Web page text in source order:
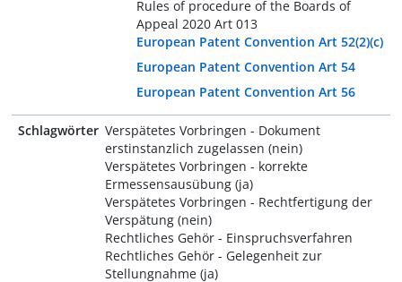
Rules of procedure of the Boards of
Appeal 2020 Art 013
European Patent Convention Art 52(2)(c)
European Patent Convention Art 54
European Patent Convention Art 56
Schlagwörter Verspätetes Vorbringen - Dokument
erstinstanzlich zugelassen (nein)
Verspätetes Vorbringen - korrekte
Ermessensausübung (ja)
Verspätetes Vorbringen - Rechtfertigung der
Verspätung (nein)
Rechtliches Gehör - Einspruchsverfahren
Rechtliches Gehör - Gelegenheit zur
Stellungnahme (ja)